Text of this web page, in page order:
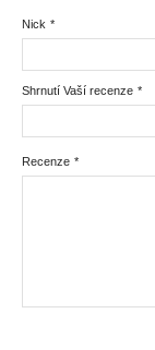
*
Nick
*
Shrnutí Vaší recenze
*
Recenze